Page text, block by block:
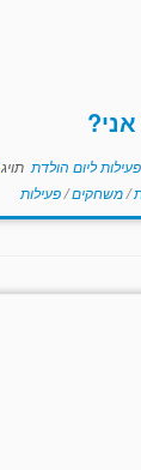
פעילות ליום הולדת תויג
/משחקים/פעילות